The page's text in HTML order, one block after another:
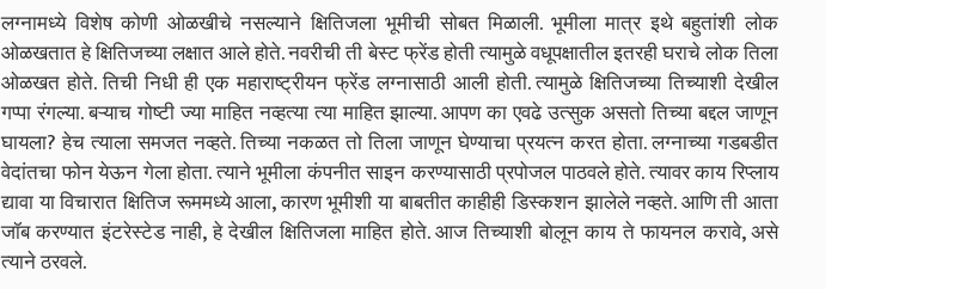
लग्नामध्ये विशेष कोणी ओळखीचे नसल्याने क्षितिजला भूमीची सोबत मिळाली. भूमीला मात्र इथे बहुतांशी लोक
ओळखतात हे क्षितिजच्या लक्षात आले होते. नवरीची ती बेस्ट फ्रेंड होती त्यामुळे वधूपक्षातील इतरही घराचे लोक तिला
ओळखत होते. तिची निधी ही एक महाराष्ट्रीयन फ्रेंड लग्नासाठी आली होती. त्यामुळे क्षितिजच्या तिच्याशी देखील
गप्पा रंगल्या. बऱ्याच गोष्टी ज्या माहित नव्हत्या त्या माहित झाल्या. आपण का एवढे उत्सुक असतो तिच्या बद्दल जाणून
घायला? हेच त्याला समजत नव्हते. तिच्या नकळत तो तिला जाणून घेण्याचा प्रयत्न करत होता. लग्नाच्या गडबडीत
वेदांतचा फोन येऊन गेला होता. त्याने भूमीला कंपनीत साइन करण्यासाठी प्रपोजल पाठवले होते. त्यावर काय रिप्लाय
द्यावा या विचारात क्षितिज रूममध्ये आला, कारण भूमीशी या बाबतीत काहीही डिस्कशन झालेले नव्हते. आणि ती आता
जॉब करण्यात इंटरेस्टेड नाही, हे देखील क्षितिजला माहित होते. आज तिच्याशी बोलून काय ते फायनल करावे, असे
त्याने ठरवले.